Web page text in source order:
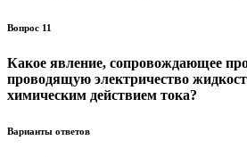
Вопрос 11
Какое явление, сопровождающее
про­водящую электричество
химическим действием тока?
Варианты ответов